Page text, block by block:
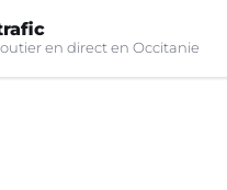
en direct en Occitanie